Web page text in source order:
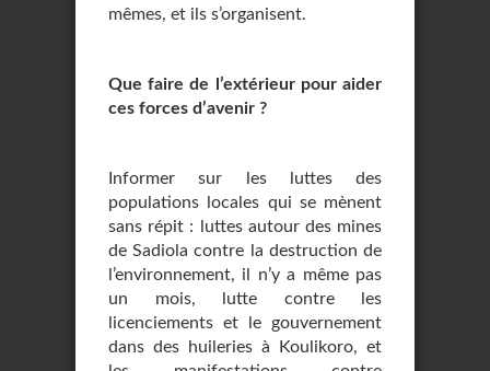
mêmes, et ils s’organisent.
Que faire de l’extérieur pour aider
ces forces d’avenir ?
Informer sur les luttes des
populations locales qui se mènent
sans répit : luttes autour des mines
de Sadiola contre la destruction de
l’environnement, il n’y a même pas
un mois, lutte contre les
licenciements et le gouvernement
dans des huileries à Koulikoro, et